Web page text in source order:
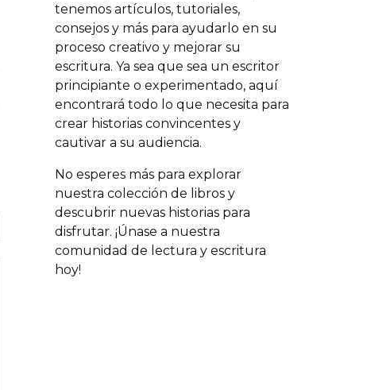
tenemos artículos, tutoriales,
consejos y más para ayudarlo en su
proceso creativo y mejorar su
escritura. Ya sea que sea un escritor
principiante o experimentado, aquí
encontrará todo lo que necesita para
crear historias convincentes y
cautivar a su audiencia.
No esperes más para explorar
nuestra colección de libros y
descubrir nuevas historias para
disfrutar. ¡Únase a nuestra
comunidad de lectura y escritura
hoy!